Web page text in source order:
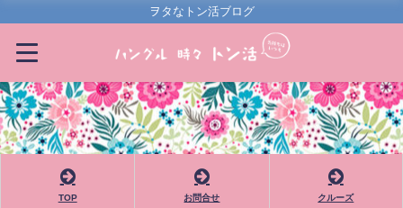
ヲタなトン活ブログ
TOP お問合せ クルーズ